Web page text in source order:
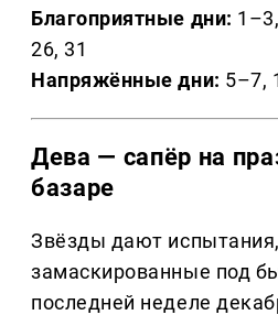
Благоприятные дни:
26, 31
Напряжённые дни: 5–7,
Дева — сапёр на
базаре
Звёзды дают испытания,
замаскированные под
последней неделе